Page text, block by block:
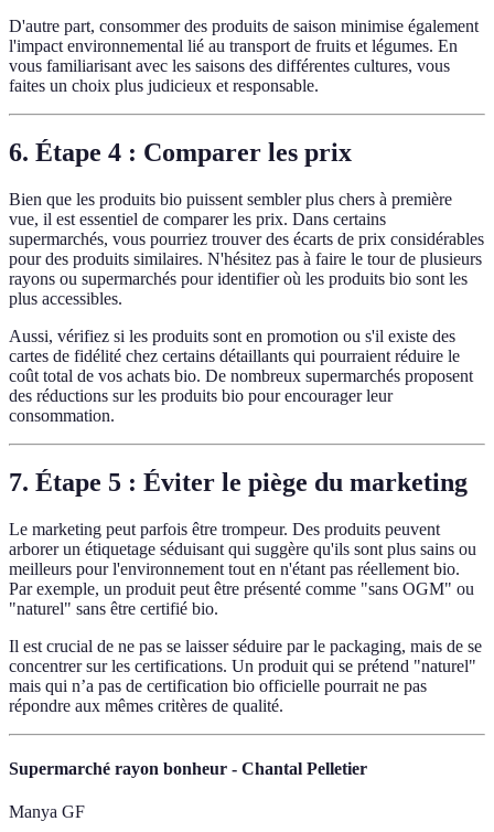
D'autre part, consommer des produits de saison minimise également
l'impact environnemental lié au transport de fruits et légumes. En
vous familiarisant avec les saisons des différentes cultures, vous
faites un choix plus judicieux et responsable.
6. Étape 4 : Comparer les prix
Bien que les produits bio puissent sembler plus chers à première
vue, il est essentiel de comparer les prix. Dans certains
supermarchés, vous pourriez trouver des écarts de prix considérables
pour des produits similaires. N'hésitez pas à faire le tour de plusieurs
rayons ou supermarchés pour identifier où les produits bio sont les
plus accessibles.
Aussi, vérifiez si les produits sont en promotion ou s'il existe des
cartes de fidélité chez certains détaillants qui pourraient réduire le
coût total de vos achats bio. De nombreux supermarchés proposent
des réductions sur les produits bio pour encourager leur
consommation.
7. Étape 5 : Éviter le piège du marketing
Le marketing peut parfois être trompeur. Des produits peuvent
arborer un étiquetage séduisant qui suggère qu'ils sont plus sains ou
meilleurs pour l'environnement tout en n'étant pas réellement bio.
Par exemple, un produit peut être présenté comme "sans OGM" ou
"naturel" sans être certifié bio.
Il est crucial de ne pas se laisser séduire par le packaging, mais de se
concentrer sur les certifications. Un produit qui se prétend "naturel"
mais qui n’a pas de certification bio officielle pourrait ne pas
répondre aux mêmes critères de qualité.
Supermarché rayon bonheur - Chantal Pelletier
Manya GF